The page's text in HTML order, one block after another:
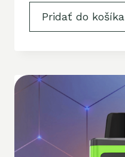
Pridať do košíka